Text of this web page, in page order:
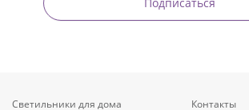
Светильники для дома
Контакты